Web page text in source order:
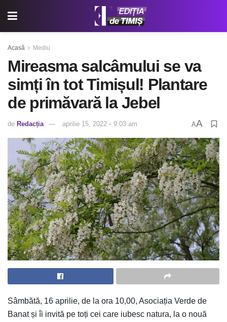
Acasă Mediu
Mireasma salcâmului se va
simți în tot Timișul! Plantare
de primăvară la Jebel
de Redacția aprilie 15, 2022 ◦ 9:03 am AA
Sâmbătă, 16 aprilie, de la ora 10,00, Asociația Verde de
Banat și îi invită pe toți cei care iubesc natura, la o nouă